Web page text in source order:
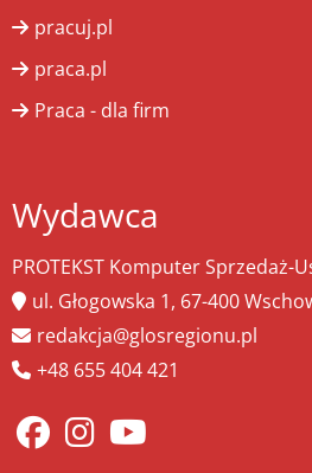
pracuj.pl
praca.pl
Praca - dla firm
Wydawca
PROTEKST Komputer Sprzedaż-
ul. Głogowska 1, 67-400
redakcja@glosregionu.pl
+48 655 404 421